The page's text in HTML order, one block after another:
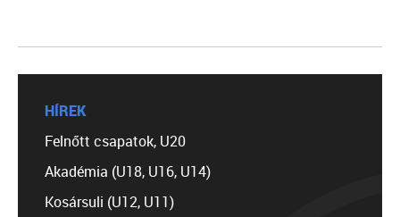
HÍREK
Felnőtt csapatok, U20
Akadémia (U18, U16, U14)
Kosársuli (U12, U11)